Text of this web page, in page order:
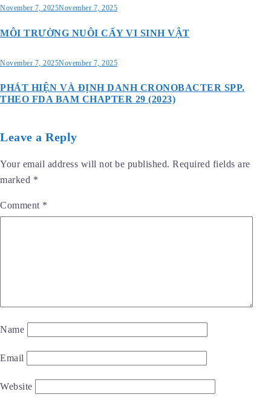
November 7, 2025November 7, 2025
MÔI TRƯỜNG NUÔI CẤY VI SINH VẬT
November 7, 2025November 7, 2025
PHÁT HIỆN VÀ ĐỊNH DANH CRONOBACTER SPP.
THEO FDA BAM CHAPTER 29 (2023)
Leave a Reply
Your email address will not be published. Required fields are
marked *
Comment *
Name
Email
Website